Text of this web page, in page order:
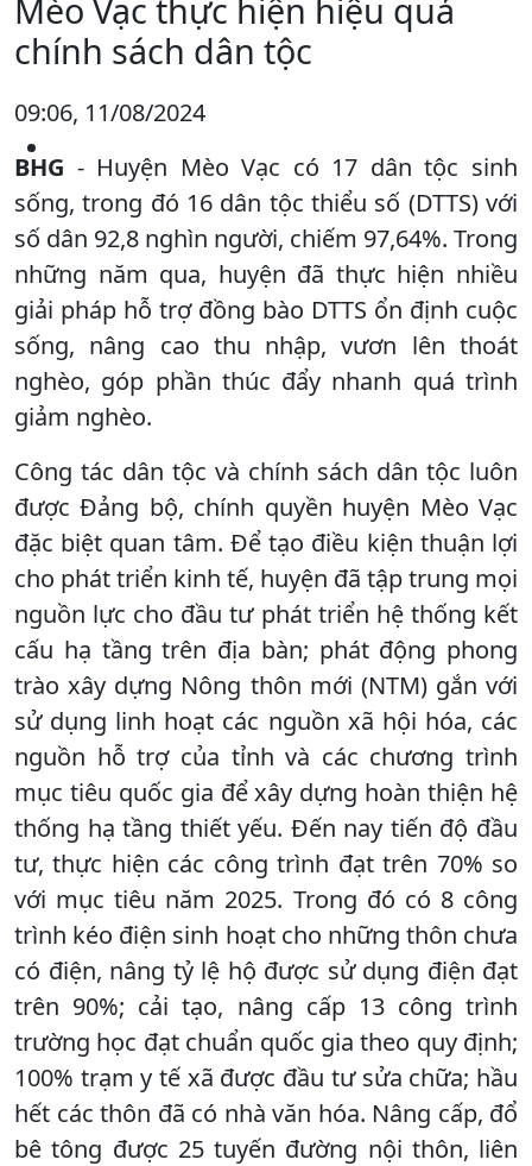
Mèo Vạc thực hiện hiệu quả
chính sách dân tộc
09:06, 11/08/2024
BHG - Huyện Mèo Vạc có 17 dân tộc sinh
sống, trong đó 16 dân tộc thiểu số (DTTS) với
số dân 92,8 nghìn người, chiếm 97,64%. Trong
những năm qua, huyện đã thực hiện nhiều
giải pháp hỗ trợ đồng bào DTTS ổn định cuộc
sống, nâng cao thu nhập, vươn lên thoát
nghèo, góp phần thúc đẩy nhanh quá trình
giảm nghèo.
Công tác dân tộc và chính sách dân tộc luôn
được Đảng bộ, chính quyền huyện Mèo Vạc
đặc biệt quan tâm. Để tạo điều kiện thuận lợi
cho phát triển kinh tế, huyện đã tập trung mọi
nguồn lực cho đầu tư phát triển hệ thống kết
cấu hạ tầng trên địa bàn; phát động phong
trào xây dựng Nông thôn mới (NTM) gắn với
sử dụng linh hoạt các nguồn xã hội hóa, các
nguồn hỗ trợ của tỉnh và các chương trình
mục tiêu quốc gia để xây dựng hoàn thiện hệ
thống hạ tầng thiết yếu. Đến nay tiến độ đầu
tư, thực hiện các công trình đạt trên 70% so
với mục tiêu năm 2025. Trong đó có 8 công
trình kéo điện sinh hoạt cho những thôn chưa
có điện, nâng tỷ lệ hộ được sử dụng điện đạt
trên 90%; cải tạo, nâng cấp 13 công trình
trường học đạt chuẩn quốc gia theo quy định;
100% trạm y tế xã được đầu tư sửa chữa; hầu
hết các thôn đã có nhà văn hóa. Nâng cấp, đổ
bê tông được 25 tuyến đường nội thôn, liên